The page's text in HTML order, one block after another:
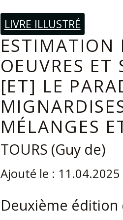
LIVRE ILLUSTRÉ
ESTIMATION
OEUVRES ET
[ET] LE
MÉLANGES
TOURS (Guy de)
Ajouté le : 11.04.2025
Deuxième édition